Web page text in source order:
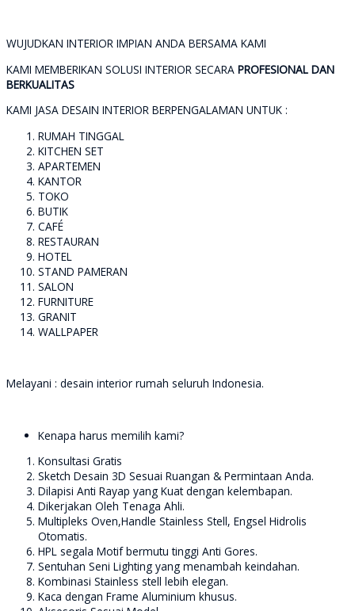
WUJUDKAN INTERIOR IMPIAN ANDA BERSAMA KAMI
KAMI MEMBERIKAN SOLUSI INTERIOR SECARA PROFESIONAL DAN
BERKUALITAS
KAMI JASA DESAIN INTERIOR BERPENGALAMAN UNTUK :
RUMAH TINGGAL
KITCHEN SET
APARTEMEN
KANTOR
TOKO
BUTIK
CAFÉ
RESTAURAN
HOTEL
STAND PAMERAN
SALON
FURNITURE
GRANIT
WALLPAPER
Melayani : desain interior rumah seluruh Indonesia.
Kenapa harus memilih kami?
Konsultasi Gratis
Sketch Desain 3D Sesuai Ruangan & Permintaan Anda.
Dilapisi Anti Rayap yang Kuat dengan kelembapan.
Dikerjakan Oleh Tenaga Ahli.
Multipleks Oven,Handle Stainless Stell, Engsel Hidrolis
Otomatis.
HPL segala Motif bermutu tinggi Anti Gores.
Sentuhan Seni Lighting yang menambah keindahan.
Kombinasi Stainless stell lebih elegan.
Kaca dengan Frame Aluminium khusus.